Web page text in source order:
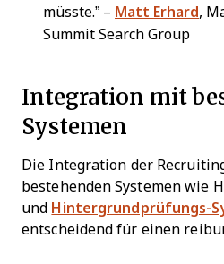
müsste.” – Matt Erhard ,
Summit Search Group
Integration mit
Systemen
Die Integration der
bestehenden Systemen wie
und Hintergrundprüfungs-
entscheidend für einen